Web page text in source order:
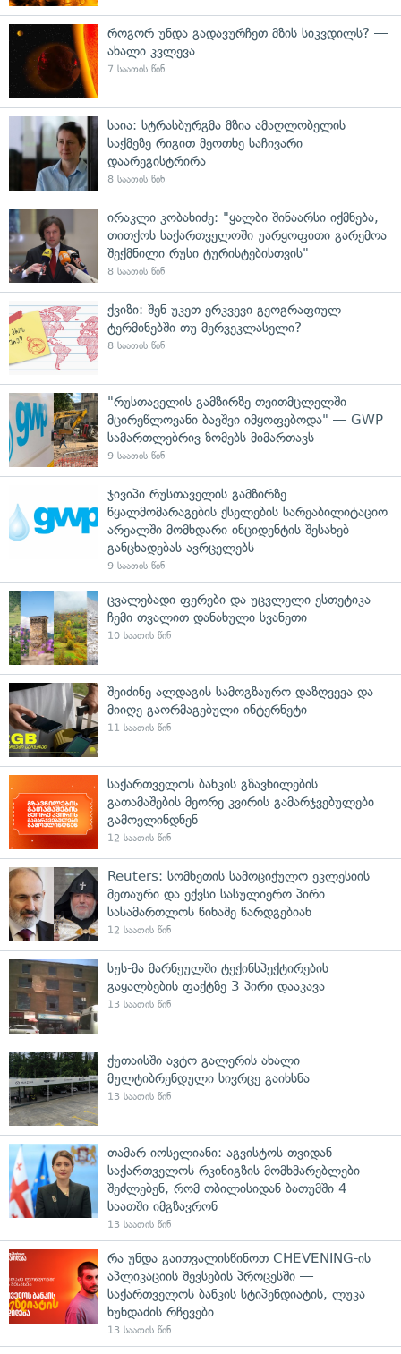
როგორ უნდა გადავურჩეთ მზის სიკვდილს? —
ახალი კვლევა
7 საათის წინ
საია: სტრასბურგმა მზია ამაღლობელის
საქმეზე რიგით მეოთხე საჩივარი
დაარეგისტრირა
8 საათის წინ
ირაკლი კობახიძე: "ყალბი შინაარსი იქმნება,
თითქოს საქართველოში უარყოფითი გარემოა
შექმნილი რუსი ტურისტებისთვის"
8 საათის წინ
ქვიზი: შენ უკეთ ერკვევი გეოგრაფიულ
ტერმინებში თუ მერვეკლასელი?
8 საათის წინ
"რუსთაველის გამზირზე თვითმცლელში
მცირეწლოვანი ბავშვი იმყოფებოდა" — GWP
სამართლებრივ ზომებს მიმართავს
9 საათის წინ
ჯივიპი რუსთაველის გამზირზე
წყალმომარაგების ქსელების სარეაბილიტაციო
არეალში მომხდარი ინციდენტის შესახებ
განცხადებას ავრცელებს
9 საათის წინ
ცვალებადი ფერები და უცვლელი ესთეტიკა —
ჩემი თვალით დანახული სვანეთი
10 საათის წინ
შეიძინე ალდაგის სამოგზაურო დაზღვევა და
მიიღე გაორმაგებული ინტერნეტი
11 საათის წინ
საქართველოს ბანკის გზავნილების
გათამაშების მეორე კვირის გამარჯვებულები
გამოვლინდნენ
12 საათის წინ
Reuters: სომხეთის სამოციქულო ეკლესიის
მეთაური და ექვსი სასულიერო პირი
სასამართლოს წინაშე წარდგებიან
12 საათის წინ
სუს-მა მარნეულში ტექინსპექტირების
გაყალბების ფაქტზე 3 პირი დააკავა
13 საათის წინ
ქუთაისში ავტო გალერის ახალი
მულტიბრენდული სივრცე გაიხსნა
13 საათის წინ
თამარ იოსელიანი: აგვისტოს თვიდან
საქართველოს რკინიგზის მომხმარებლები
შეძლებენ, რომ თბილისიდან ბათუმში 4
საათში იმგზავრონ
13 საათის წინ
რა უნდა გაითვალისწინოთ CHEVENING-ის
აპლიკაციის შევსების პროცესში —
საქართველოს ბანკის სტიპენდიატის, ლუკა
ხუნდაძის რჩევები
13 საათის წინ